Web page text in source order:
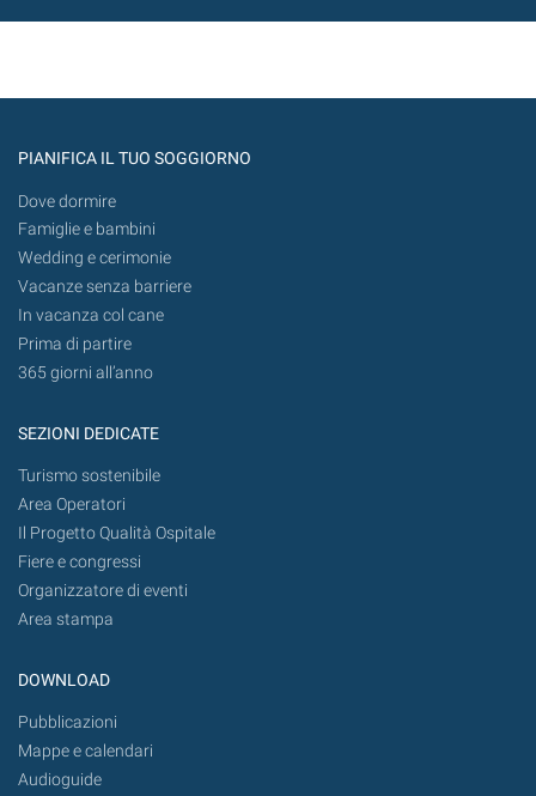
PIANIFICA IL TUO SOGGIORNO
Dove dormire
Famiglie e bambini
Wedding e cerimonie
Vacanze senza barriere
In vacanza col cane
Prima di partire
365 giorni all’anno
SEZIONI DEDICATE
Turismo sostenibile
Area Operatori
Il Progetto Qualità Ospitale
Fiere e congressi
Organizzatore di eventi
Area stampa
DOWNLOAD
Pubblicazioni
Mappe e calendari
Audioguide